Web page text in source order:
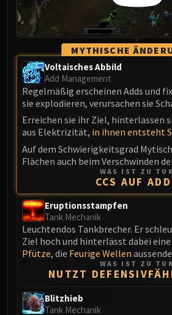
MYTHISCHE
Voltaisches Abbild
Add Management
Regelmäßig erscheinen Adds und
sie explodieren, verursachen sie
Erreichen sie ihr Ziel, hinterlassen
aus Elektrizität, in ihnen entsteht
Auf dem Schwierigkeitsgrad
Flächen auch beim Verschwinden
WAS IST ZU TUN
CCS AUF
Eruptionsstampfen
Tank Mechanik
Leuchtendos Tankbrecher. Er
Ziel hoch und hinterlässt dabei eine
Pfütze, die Feurige Wellen
WAS IST ZU TUN
NUTZT
Blitzhieb
Tank Mechanik